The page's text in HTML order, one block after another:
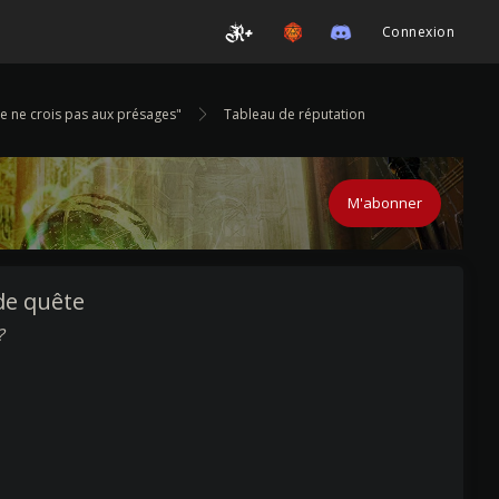
Connexion
ne crois pas aux présages" Tableau de réputation
M'abonner
quête